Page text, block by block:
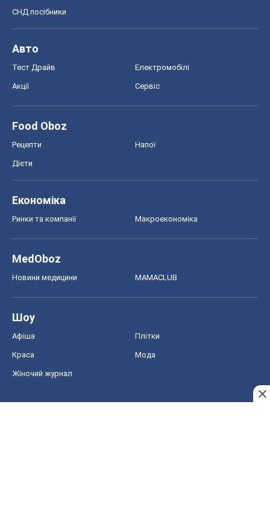
СНД посібники
Авто
Тест Драйв Електромобілі
Акції Сервіс
Food Oboz
Рецепти Напої
Дієти
Економіка
Ринки та компанії Макроекономіка
MedOboz
Новини медицини MAMACLUB
Шоу
Афіша Плітки
Краса Мода
Жіночий журнал